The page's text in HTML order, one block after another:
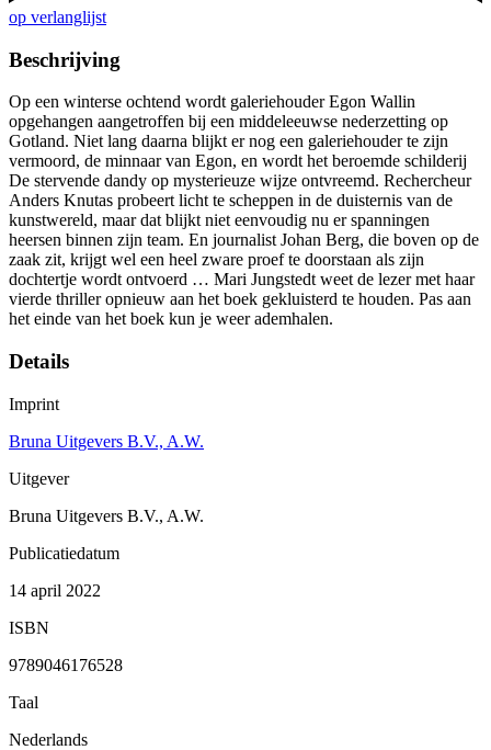
op verlanglijst
Beschrijving
Op een winterse ochtend wordt galeriehouder Egon Wallin
opgehangen aangetroffen bij een middeleeuwse nederzetting op
Gotland. Niet lang daarna blijkt er nog een galeriehouder te zijn
vermoord, de minnaar van Egon, en wordt het beroemde schilderij
De stervende dandy op mysterieuze wijze ontvreemd. Rechercheur
Anders Knutas probeert licht te scheppen in de duisternis van de
kunstwereld, maar dat blijkt niet eenvoudig nu er spanningen
heersen binnen zijn team. En journalist Johan Berg, die boven op de
zaak zit, krijgt wel een heel zware proef te doorstaan als zijn
dochtertje wordt ontvoerd … Mari Jungstedt weet de lezer met haar
vierde thriller opnieuw aan het boek gekluisterd te houden. Pas aan
het einde van het boek kun je weer ademhalen.
Details
Imprint
Bruna Uitgevers B.V., A.W.
Uitgever
Bruna Uitgevers B.V., A.W.
Publicatiedatum
14 april 2022
ISBN
9789046176528
Taal
Nederlands